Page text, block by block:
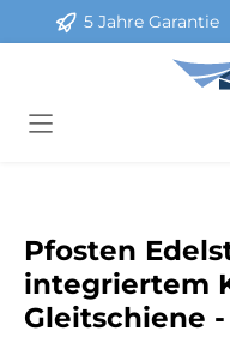
Zum Hauptinhalt5 Jahre Garantie
Pfosten
integriertem
Gleitschiene